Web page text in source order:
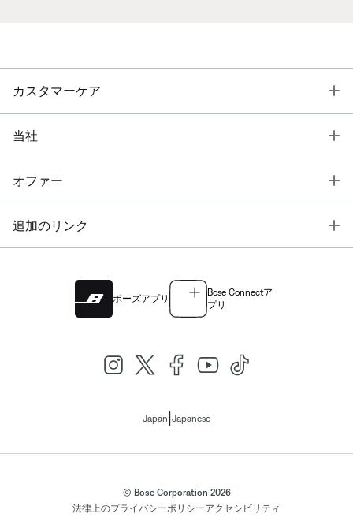
カスタマーケア
当社
オファー
追加のリンク
ボーズアプリ
Bose Connectア
プリ
Japan Japanese
© Bose Corporation 2026
法律上のプライバシーポリシーアクセシビリティ